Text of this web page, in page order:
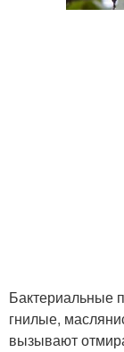
Бактериальные
гнилые,
вызывают